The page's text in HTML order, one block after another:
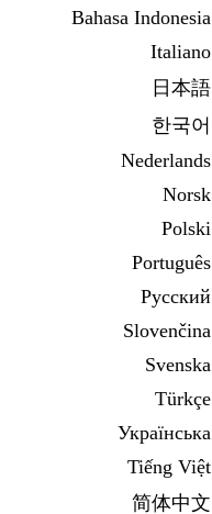
Bahasa Indonesia
Italiano
日本語
한국어
Nederlands
Norsk
Polski
Português
Русский
Slovenčina
Svenska
Türkçe
Украïнська
Tiếng Việt
简体中文